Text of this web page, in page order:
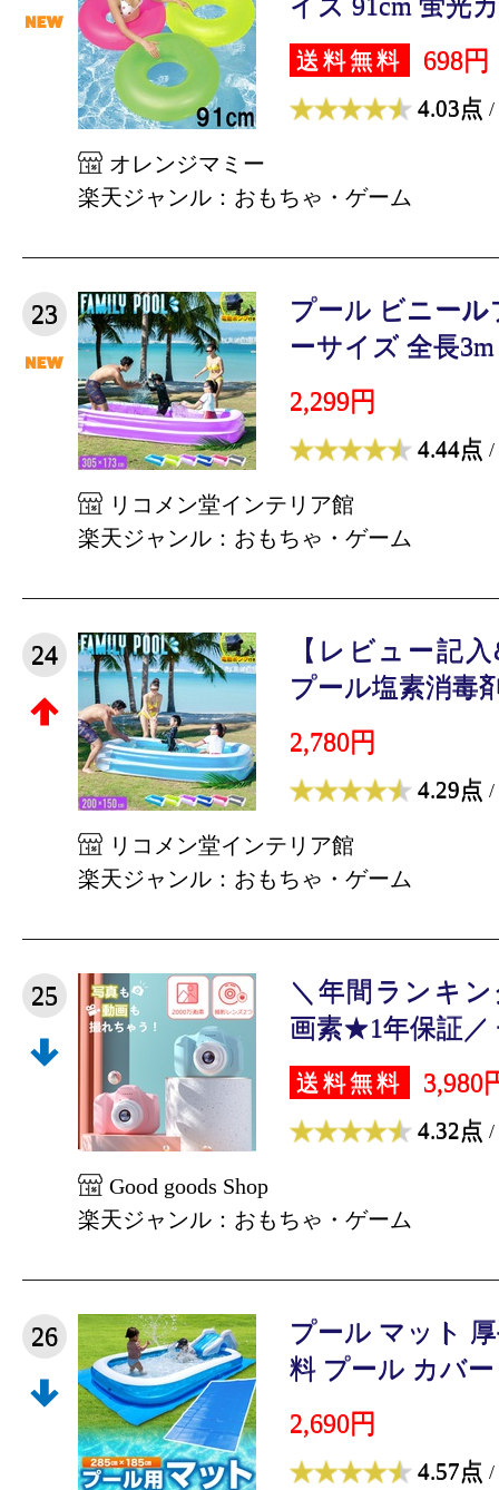
送料無料 698円
4.03点 /
オレンジマミー
楽天ジャンル：おもちゃ・ゲーム
23
プール ビニー
ーサイズ 全長
2,299円
4.44点 /
リコメン堂インテリア館
楽天ジャンル：おもちゃ・ゲーム
24
【レビュー記
プール塩素消毒
2,780円
4.29点 /
リコメン堂インテリア館
楽天ジャンル：おもちゃ・ゲーム
25
＼年間ランキン
画素★1年保証／
送料無料 3,980
4.32点 /
Good goods Shop
楽天ジャンル：おもちゃ・ゲーム
26
プール マット
料 プール カバ
2,690円
4.57点 /